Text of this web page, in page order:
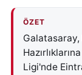
ÖZET
Galatasaray,
Ligi'nde